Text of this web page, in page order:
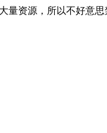
量资源，所以不好意